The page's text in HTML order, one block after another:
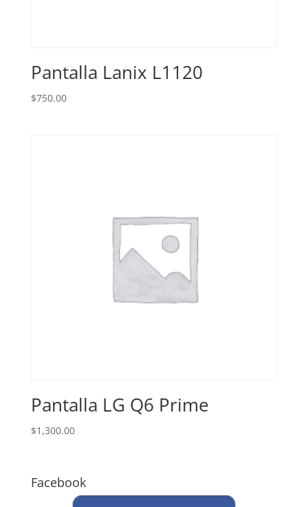
Pantalla Lanix L1120
$750.00
Pantalla LG Q6 Prime
$1,300.00
Facebook